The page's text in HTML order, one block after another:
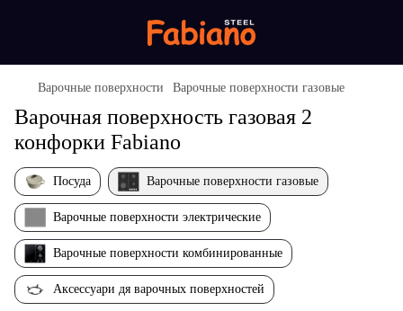
Варочные поверхности Варочные поверхности газовые
Варочная поверхность газовая 2
конфорки Fabiano
Посуда Варочные поверхности газовые
Варочные поверхности электрические
Варочные поверхности комбинированные
Аксессуари дя варочных поверхностей